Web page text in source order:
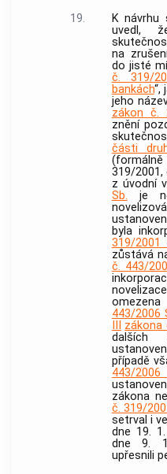
19.
K návrhu
uvedl,
na
do jisté
č. 319/
bankách“,
jeho
zákon č.
znění
části
(formálně
319/2001,
z úvodní
Sb. je
byla
319/2001
zůstává
č. 443/
novelizace
443/2006
zákona
dalších
případě
443/
zákona
č. 319/
setrval i
dne 19.
dne 9.
upřesnili